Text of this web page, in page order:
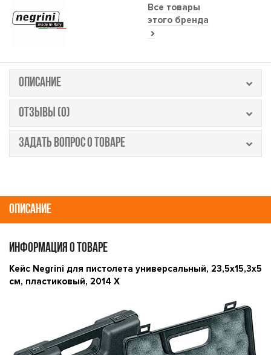
Все товары
этого бренда
ОПИСАНИЕ
ОТЗЫВЫ (0)
ЗАДАТЬ ВОПРОС О ТОВАРЕ
ОПИСАНИЕ
ИНФОРМАЦИЯ О ТОВАРЕ
Кейс Negrini для пистолета универсальный, 23,5x15,3x5
см, пластиковый, 2014 X